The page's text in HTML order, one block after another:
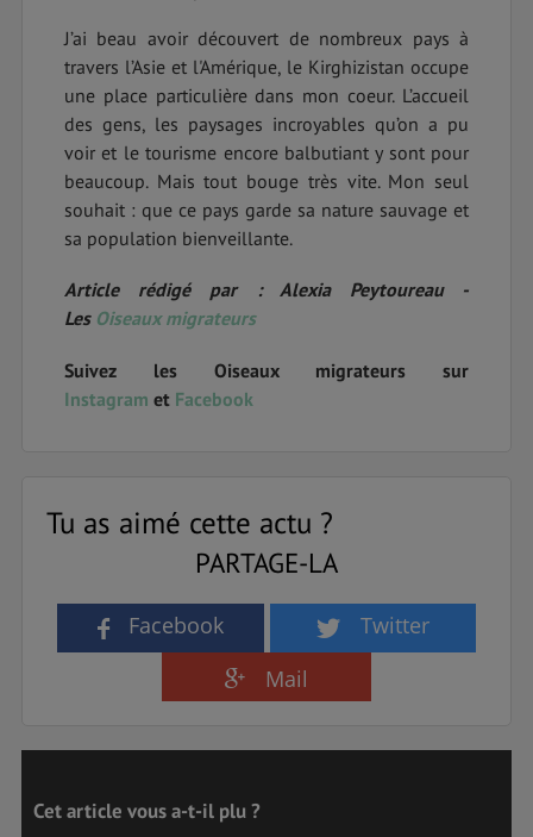
J’ai beau avoir découvert de nombreux pays à
travers l’Asie et l'Amérique, le Kirghizistan occupe
une place particulière dans mon coeur. L’accueil
des gens, les paysages incroyables qu’on a pu
voir et le tourisme encore balbutiant y sont pour
beaucoup. Mais tout bouge très vite. Mon seul
souhait : que ce pays garde sa nature sauvage et
sa population bienveillante.
Article rédigé par : Alexia Peytoureau -
Les Oiseaux migrateurs
Suivez les Oiseaux migrateurs sur
Instagram et Facebook
Tu as aimé cette actu ?
PARTAGE-LA
Facebook
Twitter
Mail
Cet article vous a-t-il plu ?